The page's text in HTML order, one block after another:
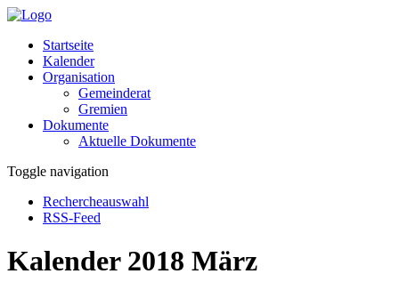
Startseite
Kalender
Organisation
Gemeinderat
Gremien
Dokumente
Aktuelle Dokumente
Toggle navigation
Rechercheauswahl
RSS-Feed
Kalender 2018 März